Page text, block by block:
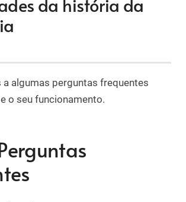
a algumas perguntas frequentes
o seu funcionamento.